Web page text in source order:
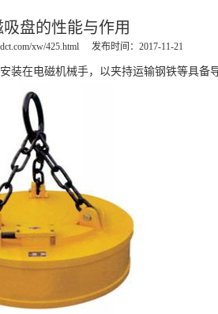
盘的性能与作用
xw/425.html 发布时间：2017-11-21
装在电磁机械手，以夹持运输钢铁等具备